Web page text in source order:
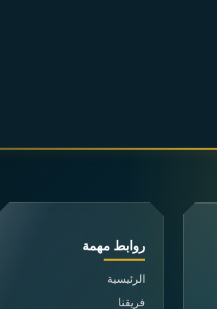
روابط مهمة
الرئيسية
فريقنا